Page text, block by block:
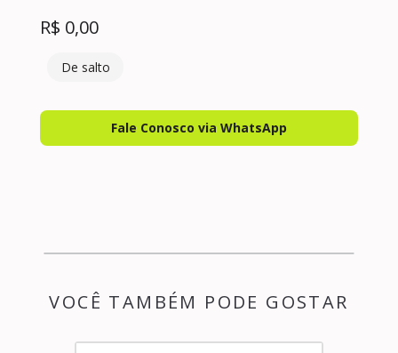
R$ 0,00
De salto
Fale Conosco via WhatsApp
VOCÊ TAMBÉM PODE GOSTAR